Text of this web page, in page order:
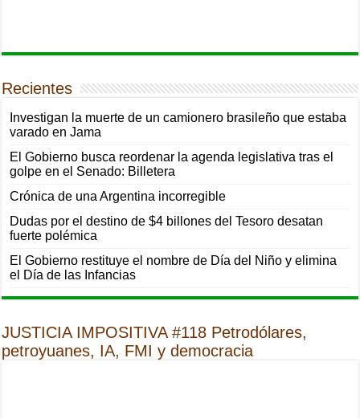
Recientes
Investigan la muerte de un camionero brasileño que estaba
varado en Jama
El Gobierno busca reordenar la agenda legislativa tras el
golpe en el Senado: Billetera
Crónica de una Argentina incorregible
Dudas por el destino de $4 billones del Tesoro desatan
fuerte polémica
El Gobierno restituye el nombre de Día del Niño y elimina
el Día de las Infancias
JUSTICIA IMPOSITIVA #118 Petrodólares,
petroyuanes, IA, FMI y democracia